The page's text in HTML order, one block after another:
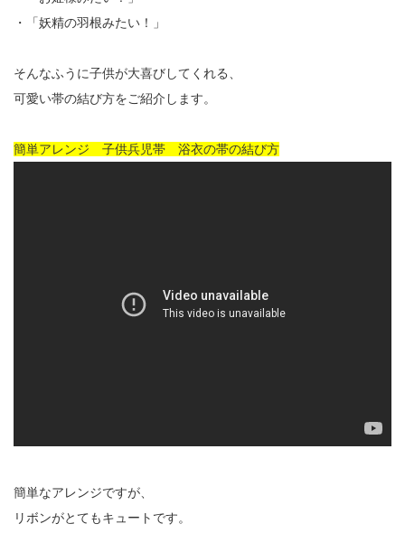
・「妖精の羽根みたい！」
そんなふうに子供が大喜びしてくれる、
可愛い帯の結び方をご紹介します。
簡単アレンジ 子供兵児帯 浴衣の帯の結び方
簡単なアレンジですが、
リボンがとてもキュートです。